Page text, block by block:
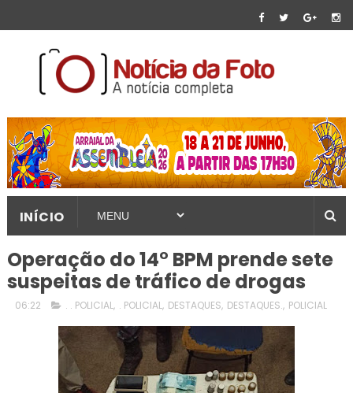
INÍCIO
Operação do 14° BPM prende sete
suspeitas de tráfico de drogas
06:22 . . POLICIAL, . POLICIAL, DESTAQUES, DESTAQUES., POLICIAL